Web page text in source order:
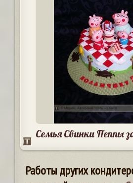
Семья Свинки Пеппы
Работы других